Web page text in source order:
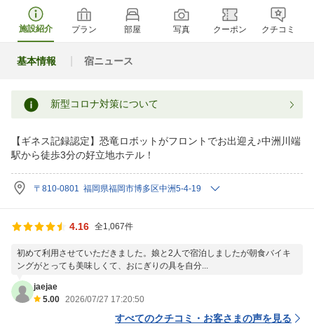
施設紹介 プラン 部屋 写真 クーポン クチコミ
基本情報 宿ニュース
新型コロナ対策について
【ギネス記録認定】恐竜ロボットがフロントでお出迎え♪中洲川端
駅から徒歩3分の好立地ホテル！
〒810-0801 福岡県福岡市博多区中洲5-4-19
4.16 全1,067件
初めて利用させていただきました。娘と2人で宿泊しましたが朝食バイキ
ングがとっても美味しくて、おにぎりの具を自分...
jaejae
5.00 2026/07/27 17:20:50
すべてのクチコミ・お客さまの声を見る